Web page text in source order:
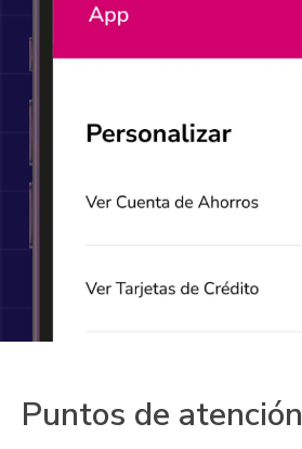
Puntos de atención